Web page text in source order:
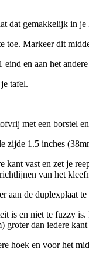
dat gemakkelijk in je
toe. Markeer dit
en aan het
tafel.
met een borstel
zijde 1.5 inches
vast en zet je
van het
aan de duplexplaat te
is en niet te fuzzy
groter dan iedere
hoek en voor het